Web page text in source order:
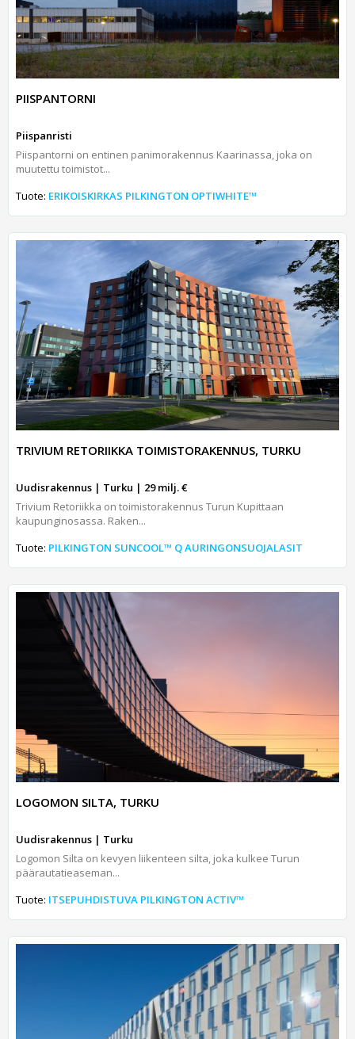
PIISPANTORNI
Piispanristi
Piispantorni on entinen panimorakennus Kaarinassa, joka on
muutettu toimistot...
Tuote: ERIKOISKIRKAS PILKINGTON OPTIWHITE™
TRIVIUM RETORIIKKA TOIMISTORAKENNUS, TURKU
Uudisrakennus | Turku | 29 milj. €
Trivium Retoriikka on toimistorakennus Turun Kupittaan
kaupunginosassa. Raken...
Tuote: PILKINGTON SUNCOOL™ Q AURINGONSUOJALASIT
LOGOMON SILTA, TURKU
Uudisrakennus | Turku
Logomon Silta on kevyen liikenteen silta, joka kulkee Turun
päärautatieaseman...
Tuote: ITSEPUHDISTUVA PILKINGTON ACTIV™